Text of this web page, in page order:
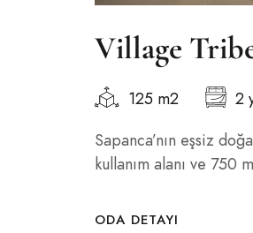
Village
125 m2
2
Sapanca’nın eşsiz
kullanım alanı ve 750
ODA DETAYI